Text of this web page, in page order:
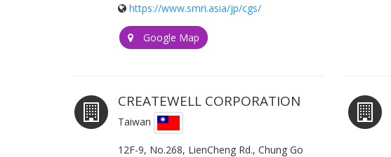
https://www.smri.asia/jp/cgs/
Google Map
CREATEWELL CORPORATION
Taiwan
12F-9, No.268, LienCheng Rd., Chung Go